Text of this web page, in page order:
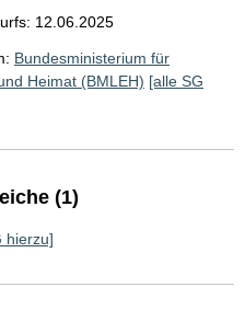
12.06.2025
Bundesministerium für
Heimat (BMLEH) [alle SG
(1)
hierzu]